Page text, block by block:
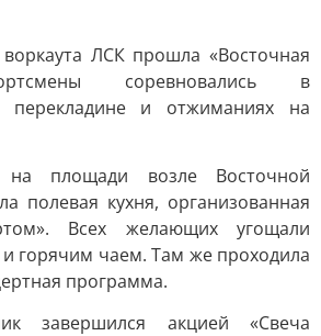
ЛСК прошла «Восточная
соревновались в
перекладине и отжиманиях на
площади возле Восточной
полевая кухня, организованная
Всех желающих угощали
и горячим чаем. Там же проходила
программа.
завершился акцией «Свеча